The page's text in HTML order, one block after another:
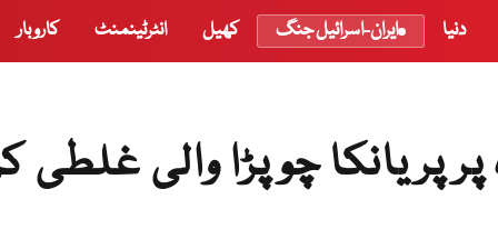
دنیا ایران-اسرائیل جنگ کھیل انٹرٹینمنٹ کاروبار
پریانکا چوپڑا والی غلطی